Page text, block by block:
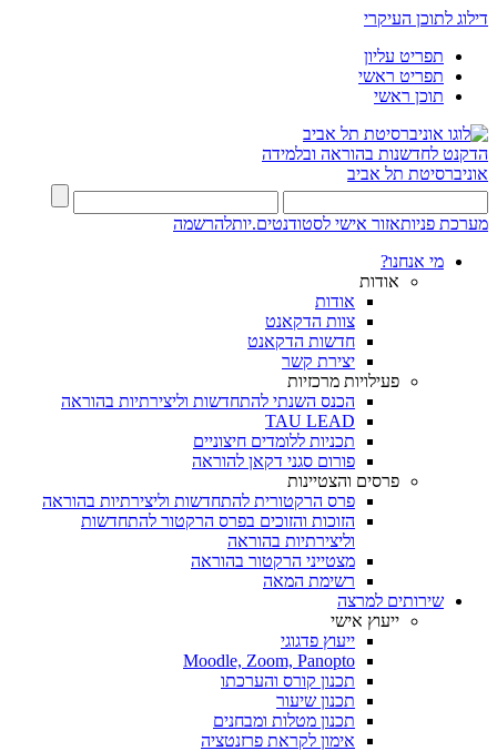
דילוג לתוכן העיקרי
תפריט עליון
תפריט ראשי
תוכן ראשי
הדקנט לחדשנות בהוראה ובלמידה
אוניברסיטת תל אביב
מערכת פניותאזור אישי לסטודנטים.יותלהרשמה
מי אנחנו?
אודות
אודות
צוות הדקאנט
חדשות הדקאנט
יצירת קשר
פעילויות מרכזיות
הכנס השנתי להתחדשות וליצירתיות בהוראה
TAU LEAD
תכניות ללומדים חיצוניים
פורום סגני דקאן להוראה
פרסים והצטיינות
פרס הרקטורית להתחדשות וליצירתיות בהוראה
הזוכות והזוכים בפרס הרקטור להתחדשות
וליצירתיות בהוראה
מצטייני הרקטור בהוראה
רשימת המאה
שירותים למרצה
ייעוץ אישי
ייעוץ פדגוגי
Moodle, Zoom, Panopto
תכנון קורס והערכתו
תכנון שיעור
תכנון מטלות ומבחנים
אימון לקראת פרזנטציה